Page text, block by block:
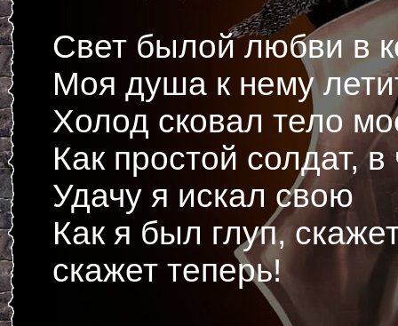
Свет былой любви в
Моя душа к нему
Холод сковал тело
Как простой солдат,
Удачу я искал свою
Как я был глуп,
скажет теперь!